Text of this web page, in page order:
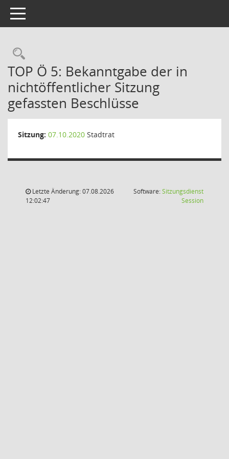
Toggle navigation
Rechercheauswahl
TOP Ö 5: Bekanntgabe der in
nichtöffentlicher Sitzung
gefassten Beschlüsse
Sitzung: 07.10.2020 Stadtrat
Letzte Änderung: 07.08.2026
12:02:47
Software:Sitzungsdienst
Session(Wird in